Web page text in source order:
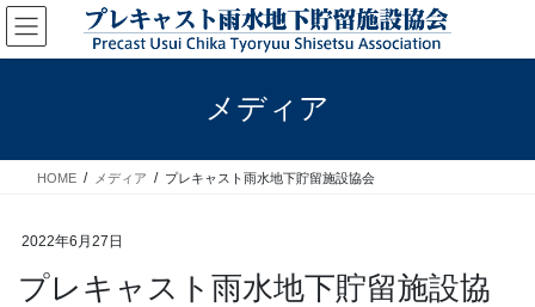
コ
ン
テ
ス
ナ
ビ
ゲ
ン
メディア
HOME メディア プレキャスト雨水地下貯留施設協会
2022年6月27日
プレキャスト雨水地下貯留施設協